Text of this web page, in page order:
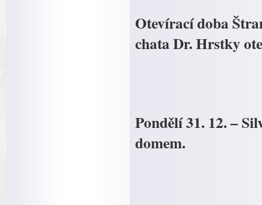
Otevírací doba
chata Dr. Hrstky
Pondělí 31. 12. –
domem.